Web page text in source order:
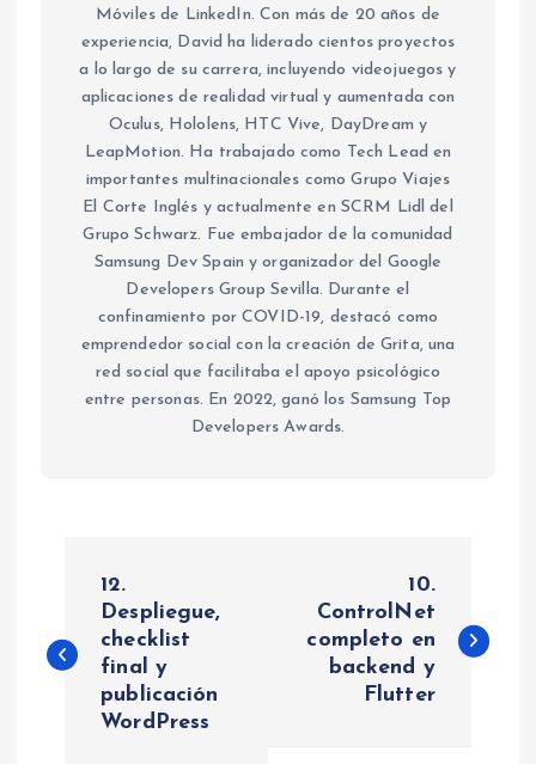
Móviles de LinkedIn. Con más de 20 años de
experiencia, David ha liderado cientos proyectos
a lo largo de su carrera, incluyendo videojuegos y
aplicaciones de realidad virtual y aumentada con
Oculus, Hololens, HTC Vive, DayDream y
LeapMotion. Ha trabajado como Tech Lead en
importantes multinacionales como Grupo Viajes
El Corte Inglés y actualmente en SCRM Lidl del
Grupo Schwarz. Fue embajador de la comunidad
Samsung Dev Spain y organizador del Google
Developers Group Sevilla. Durante el
confinamiento por COVID-19, destacó como
emprendedor social con la creación de Grita, una
red social que facilitaba el apoyo psicológico
entre personas. En 2022, ganó los Samsung Top
Developers Awards.
v
12.
Despliegue,
checklist
final y
publicación
WordPress
10.
ControlNet
completo en
backend y
Flutter